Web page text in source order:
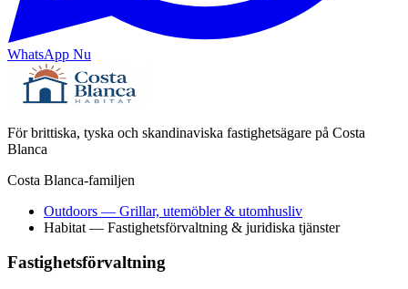
WhatsApp Nu
För brittiska, tyska och skandinaviska fastighetsägare på Costa
Blanca
Costa Blanca-familjen
Outdoors — Grillar, utemöbler & utomhusliv
Habitat — Fastighetsförvaltning & juridiska tjänster
Fastighetsförvaltning